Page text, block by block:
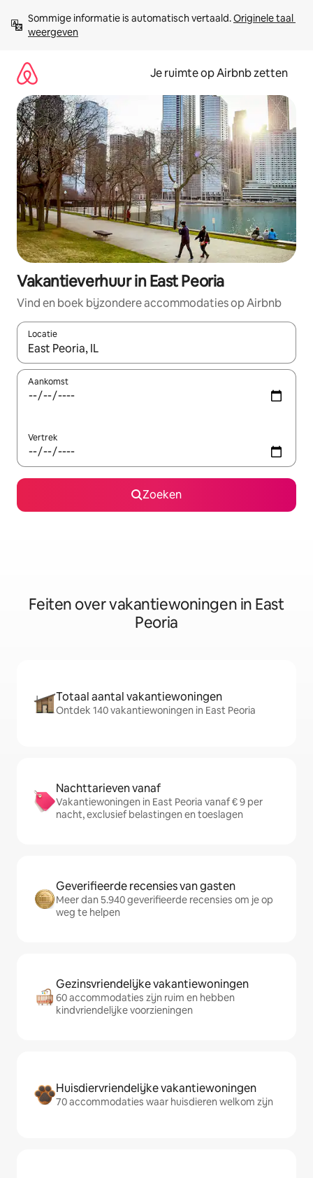
direct
naar
Sommige informatie is automatisch vertaald. Originele taal
weergeven
Je ruimte op Airbnb zetten
Vakantieverhuur in East Peoria
Vind en boek bijzondere accommodaties op Airbnb
Locatie
Wanneer er suggesties beschikbaar zijn, maak je een keuze
Aankomst
Vertrek
Zoeken
Feiten over vakantiewoningen in East
Peoria
Totaal aantal vakantiewoningen
Ontdek 140 vakantiewoningen in East Peoria
Nachttarieven vanaf
Vakantiewoningen in East Peoria vanaf € 9 per
nacht, exclusief belastingen en toeslagen
Geverifieerde recensies van gasten
Meer dan 5.940 geverifieerde recensies om je op
weg te helpen
Gezinsvriendelijke vakantiewoningen
60 accommodaties zijn ruim en hebben
kindvriendelijke voorzieningen
Huisdiervriendelijke vakantiewoningen
70 accommodaties waar huisdieren welkom zijn